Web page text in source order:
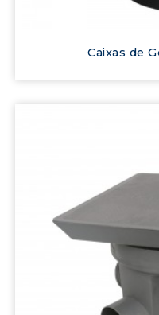
Caixas de